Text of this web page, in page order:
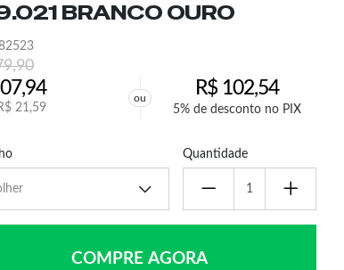
BRANCO OURO
21,59
ou R$102,54
5% de desconto no PIX
Quantidade
COMPRE AGORA